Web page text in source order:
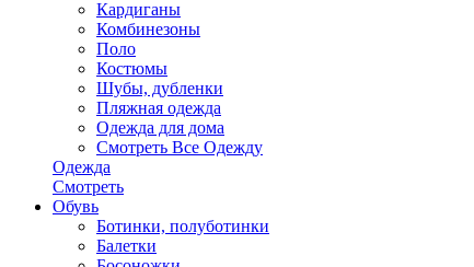
Кардиганы
Комбинезоны
Поло
Костюмы
Шубы, дубленки
Пляжная одежда
Одежда для дома
Смотреть Все Одежду
Одежда
Смотреть
Обувь
Ботинки, полуботинки
Балетки